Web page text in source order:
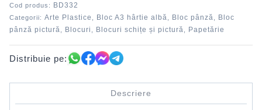
BD332
Cod produs: BD332
Categorii: Arte Plastice , Bloc A3 hârtie albă, Bloc pânză,
Bloc
pânză pictură, Blocuri , Blocuri schițe și pictură, Papetărie
Distribuie pe:
Descriere